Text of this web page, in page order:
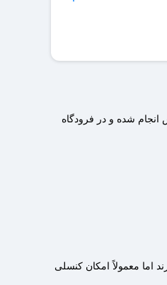
داشته باشید.
شده و در فرودگاه
اما معمولاً امکان کنسلی